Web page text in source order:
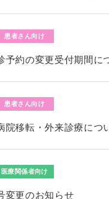
患者さん向け
予約の変更受付期間に
患者さん向け
院移転・外来診療につ
医療関係者向け
変更のお知らせ